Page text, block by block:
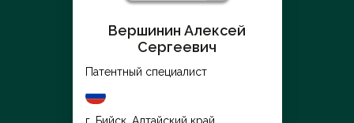
Вершинин Алексей
Сергеевич
Патентный специалист